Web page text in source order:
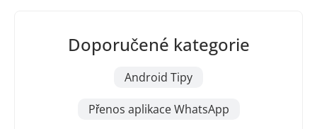
Doporučené kategorie
Android Tipy
Přenos aplikace WhatsApp